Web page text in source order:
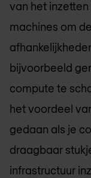
van het
machines om
bijvoorbeeld
compute te
het voordeel
gedaan als je
draagbaar
infrastructuur